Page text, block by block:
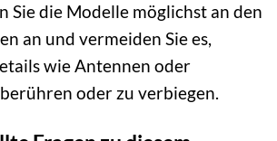
Sie die Modelle möglichst an den
an und vermeiden Sie es,
wie Antennen oder
oder zu verbiegen.